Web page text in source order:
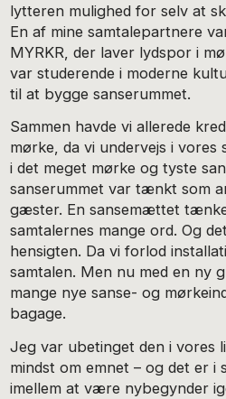
lytteren mulighed for selv at
En af mine samtalepartnere
MYRKR, der laver lydspor i
var studerende i moderne
til at bygge sanserummet.
Sammen havde vi allerede
mørke, da vi undervejs i
i det meget mørke og tyste
sanserummet var tænkt som
gæster. En sansemættet
samtalernes mange ord. Og
hensigten. Da vi forlod
samtalen. Men nu med en ny
mange nye sanse- og
bagage.
Jeg var ubetinget den i vores
mindst om emnet – og det er i
imellem at være nybegynder